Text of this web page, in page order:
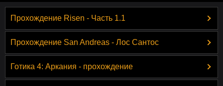
Прохождение Risen - Часть 1.1
Прохождение San Andreas - Лос Сантос
Готика 4: Аркания - прохождение